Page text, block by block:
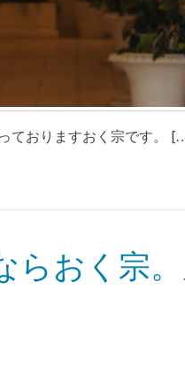
ておりますおく宗です。
らおく宗